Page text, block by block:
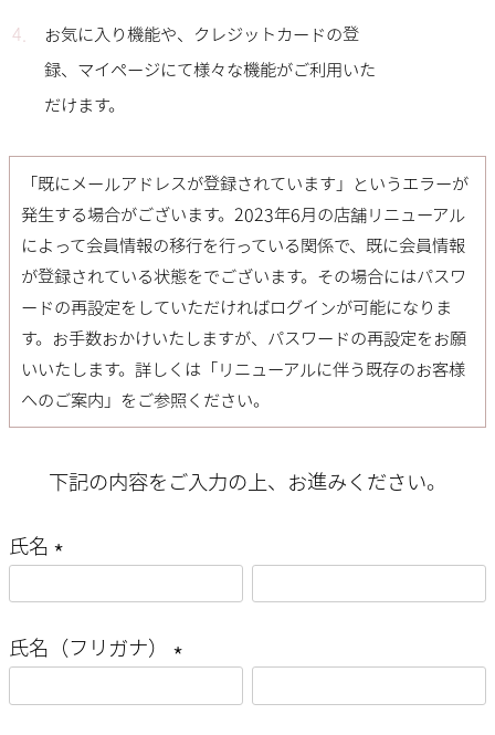
お気に入り機能や、クレジットカードの登
録、マイページにて様々な機能がご利用いた
だけます。
「既にメールアドレスが登録されています」というエラーが
発生する場合がございます。2023年6月の店舗リニューアル
によって会員情報の移行を行っている関係で、既に会員情報
が登録されている状態をでございます。その場合にはパスワ
ードの再設定をしていただければログインが可能になりま
す。お手数おかけいたしますが、パスワードの再設定をお願
いいたします。詳しくは「 リニューアルに伴う既存のお客様
へのご案内 」をご参照ください。
下記の内容をご入力の上、お進みください。
氏名
必
須
)
氏名（フリガナ）